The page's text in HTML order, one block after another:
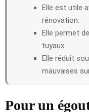
Elle est utile
rénovation.
Elle permet
tuyaux.
Elle réduit
mauvaises
Pour un